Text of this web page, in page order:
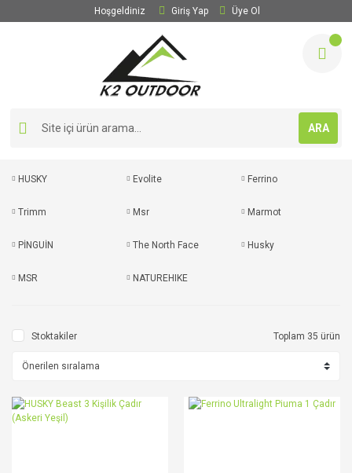
Hoşgeldiniz Giriş Yap Üye Ol
ARA
HUSKY Evolite Ferrino
Trimm Msr Marmot
PİNGUİN The North Face Husky
MSR NATUREHIKE
Stoktakiler Toplam 35 ürün